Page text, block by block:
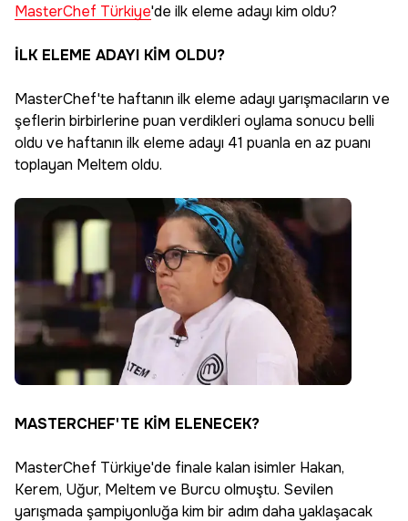
MasterChef Türkiye'de ilk eleme adayı kim oldu?
İLK ELEME ADAYI KİM OLDU?
MasterChef'te haftanın ilk eleme adayı yarışmacıların ve
şeflerin birbirlerine puan verdikleri oylama sonucu belli
oldu ve haftanın ilk eleme adayı 41 puanla en az puanı
toplayan Meltem oldu.
MASTERCHEF'TE KİM ELENECEK?
MasterChef Türkiye'de finale kalan isimler Hakan,
Kerem, Uğur, Meltem ve Burcu olmuştu. Sevilen
yarışmada şampiyonluğa kim bir adım daha yaklaşacak